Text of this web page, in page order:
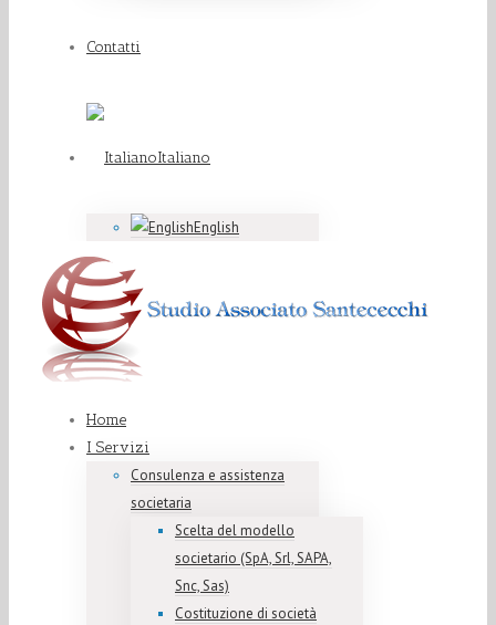
Contatti
Italiano
English
Home
I Servizi
Consulenza e assistenza
societaria
Scelta del modello
societario (SpA, Srl, SAPA,
Snc, Sas)
Costituzione di società